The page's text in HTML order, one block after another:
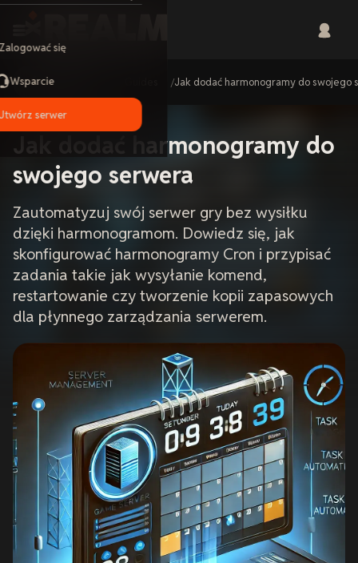
się
Wsparcie
serwer
Jak dodać harmonogramy do swojego
Jak dodać harmonogramy do
swojego serwera
Zautomatyzuj swój serwer gry bez wysiłku
dzięki harmonogramom. Dowiedz się, jak
skonfigurować harmonogramy Cron i przypisać
zadania takie jak wysyłanie komend,
restartowanie czy tworzenie kopii zapasowych
dla płynnego zarządzania serwerem.